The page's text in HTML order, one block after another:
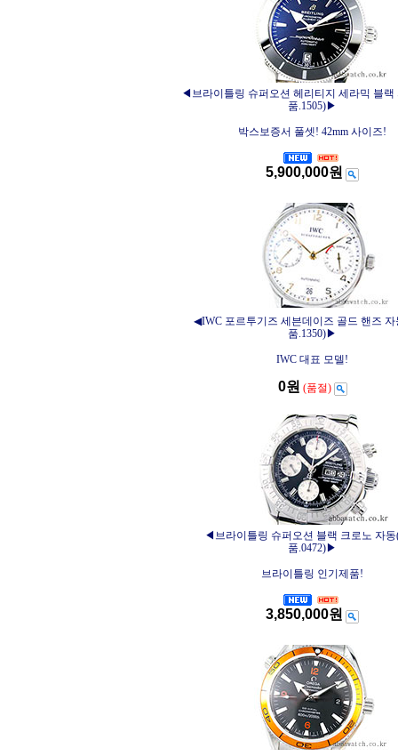
◀브라이틀링 슈퍼오션 헤리티지 세라믹 블랙
품.1505)▶
박스보증서 풀셋! 42mm 사이즈!
5,900,000원
◀IWC 포르투기즈 세븐데이즈 골드 핸즈 자
품.1350)▶
IWC 대표 모델!
0원 (품절)
◀브라이틀링 슈퍼오션 블랙 크로노 자동
품.0472)▶
브라이틀링 인기제품!
3,850,000원